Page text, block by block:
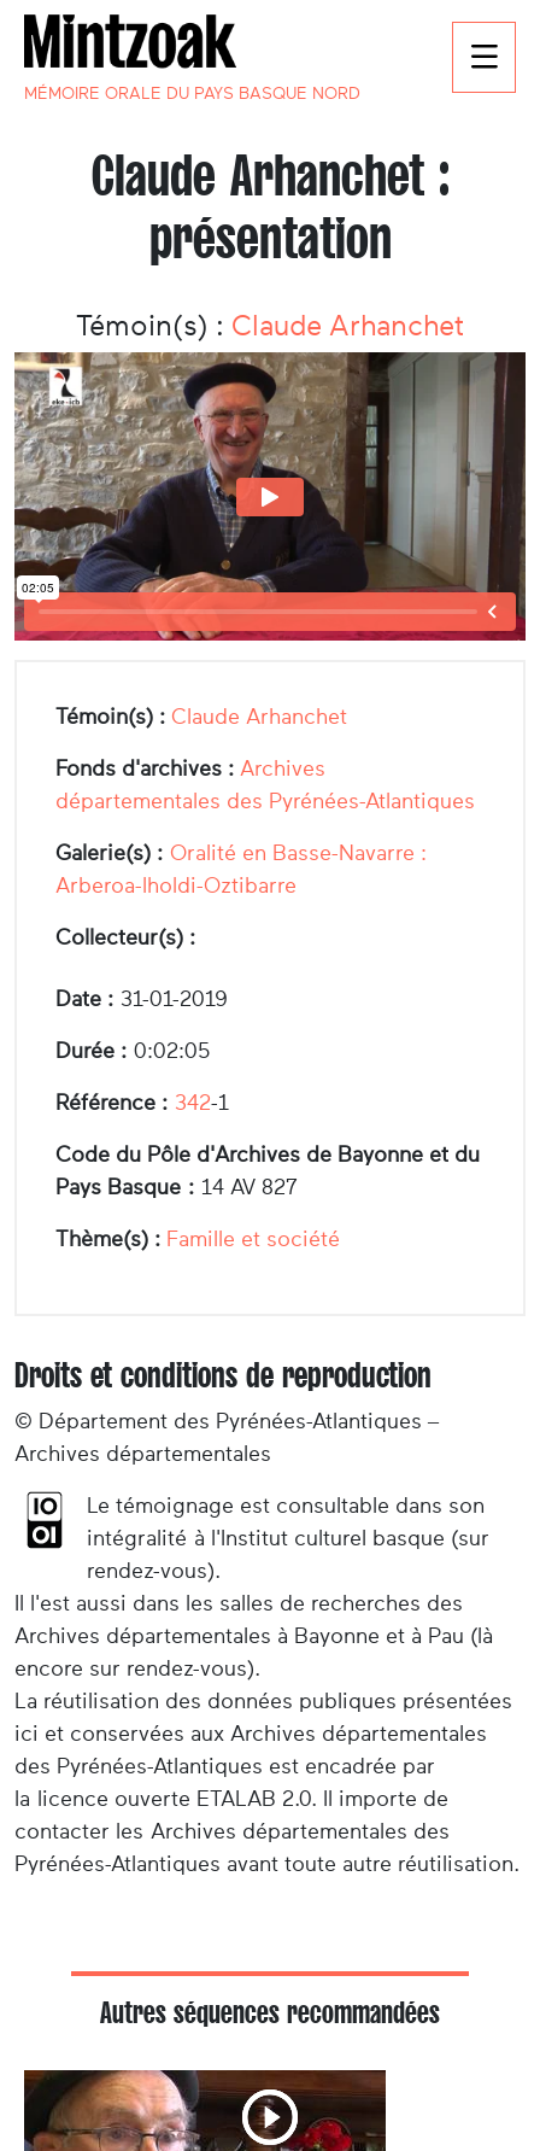
MÉMOIRE ORALE DU PAYS BASQUE NORD
Claude Arhanchet :
présentation
Témoin(s) : Claude Arhanchet
Témoin(s) : Claude Arhanchet
Fonds d'archives : Archives
départementales des Pyrénées-Atlantiques
Galerie(s) : Oralité en Basse-Navarre :
Arberoa-Iholdi-Oztibarre
Collecteur(s) :
Date : 31-01-2019
Durée : 0:02:05
Référence : 342-1
Code du Pôle d'Archives de Bayonne et du
Pays Basque : 14 AV 827
Thème(s) : Famille et société
Droits et conditions de reproduction
© Département des Pyrénées-Atlantiques –
Archives départementales
Le témoignage est consultable dans son
intégralité à l'Institut culturel basque (sur
rendez-vous).
Il l'est aussi dans les salles de recherches des
Archives départementales à Bayonne et à Pau (là
encore sur rendez-vous).
La réutilisation des données publiques présentées
ici et conservées aux Archives départementales
des Pyrénées-Atlantiques est encadrée par
la licence ouverte ETALAB 2.0. Il importe de
contacter les Archives départementales des
Pyrénées-Atlantiques avant toute autre réutilisation.
Autres séquences recommandées